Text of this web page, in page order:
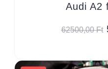
Audi A2
62500,00Ft